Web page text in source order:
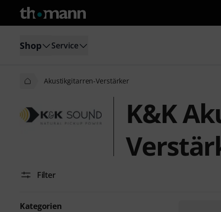
Shop Service
Akustikgitarren-Verstärker
K&K
Filter
Kategorien